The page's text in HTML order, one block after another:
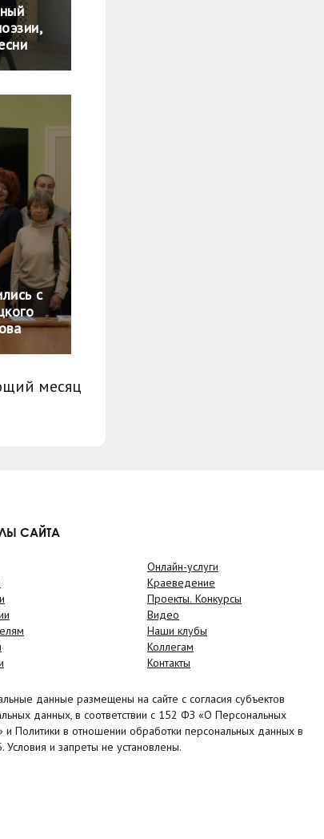
с
месяц
САЙТА
Онлайн-услуги
Краеведение
Проекты. Конкурсы
Видео
Наши клубы
Коллегам
Контакты
данные размещены на сайте с согласия субъектов
данных, в соответствии с 152 ФЗ «О Персональных
и Политики в отношении обработки персональных данных в
и запреты не установлены.